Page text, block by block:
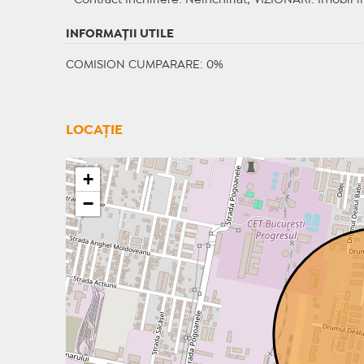
INFORMAŢII UTILE
COMISION CUMPARARE: 0%
LOCAȚIE
+
−